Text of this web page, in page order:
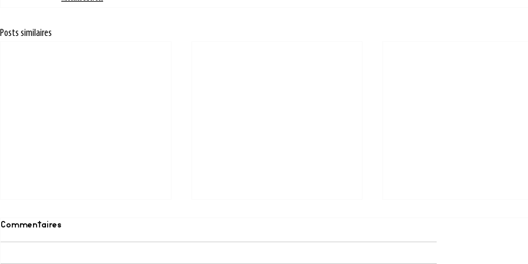
Posts similaires
Commentaires